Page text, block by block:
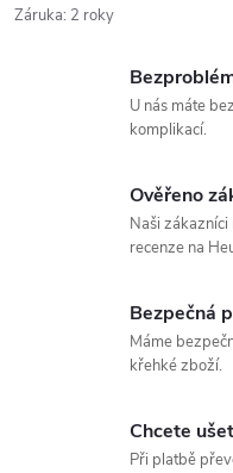
Záruka: 2 roky
U nás máte
komplikací.
Ověřeno
Naši
recenze na
Bezpečná
Máme
křehké zboží.
Chcete
Při platbě